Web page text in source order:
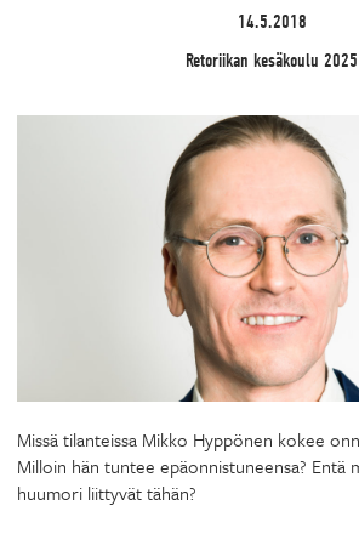
14.5.2018
Retoriikan kesäkoulu 2025
Missä tilanteissa Mikko Hyppönen kokee
Milloin hän tuntee epäonnistuneensa? Entä
huumori liittyvät tähän?